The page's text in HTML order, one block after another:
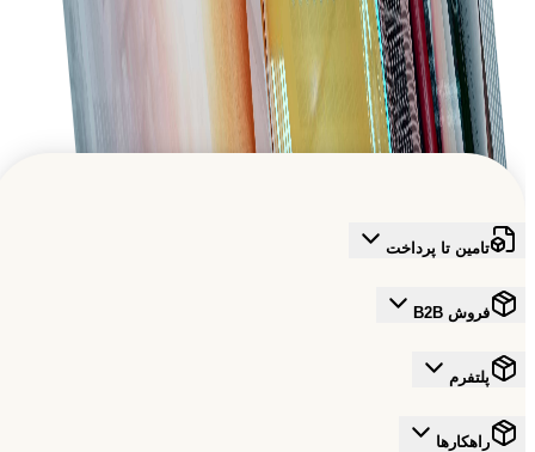
توانمندسازی رشد جهانی B2B
به شبکه‌ای قابل اعتماد بپیوندید که آینده تجارت را شکل می‌دهد
ثبت‌نام رایگان
تامین تا پرداخت
فروش B2B
پلتفرم
راهکارها